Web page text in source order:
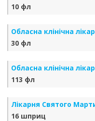
10 фл
Обласна клінічна
30 фл
Обласна клінічна
113 фл
Лікарня Святого
16 шприц